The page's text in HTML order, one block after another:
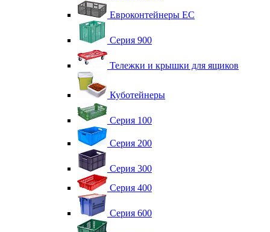
Евроконтейнеры ЕС
Серия 900
Тележки и крышки для ящиков
Куботейнеры
Серия 100
Серия 200
Серия 300
Серия 400
Серия 600